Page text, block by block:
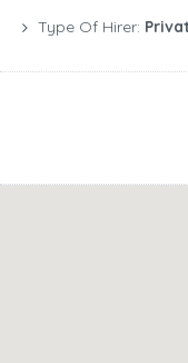
Type Of Hirer: